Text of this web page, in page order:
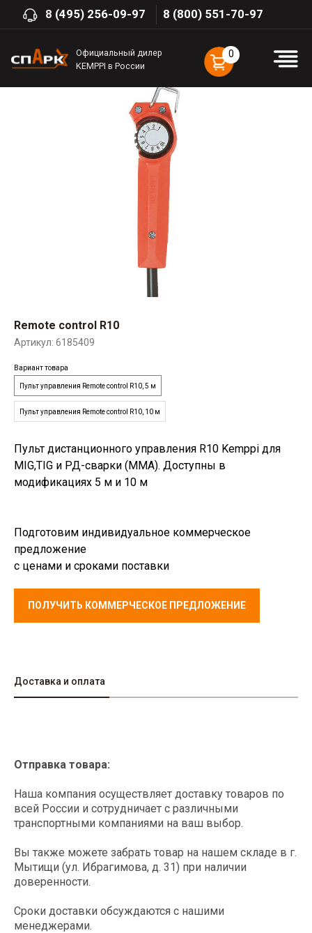
KEMPPI в России
8 (495) 256-09-97 8 (800) 551-70-97
Remote control R10
Артикул: 6185409
Вариант товара
Пульт управления Remote control R10, 5 м
Пульт управления Remote control R10, 10 м
Пульт дистанционного управления R10 Kemppi для
MIG,TIG и РД-сварки (MMA). Доступны в
модификациях 5 м и 10 м
Подготовим индивидуальное коммерческое
предложение
с ценами и сроками поставки
ПОЛУЧИТЬ КОММЕРЧЕСКОЕ ПРЕДЛОЖЕНИЕ
Доставка и оплата
Отправка товара:
Наша компания осуществляет доставку товаров по
всей России и сотрудничает с различными
транспортными компаниями на ваш выбор.
Вы также можете забрать товар на нашем складе в г.
Мытищи (ул. Ибрагимова, д. 31) при наличии
доверенности.
Сроки доставки обсуждаются с нашими
менеджерами.